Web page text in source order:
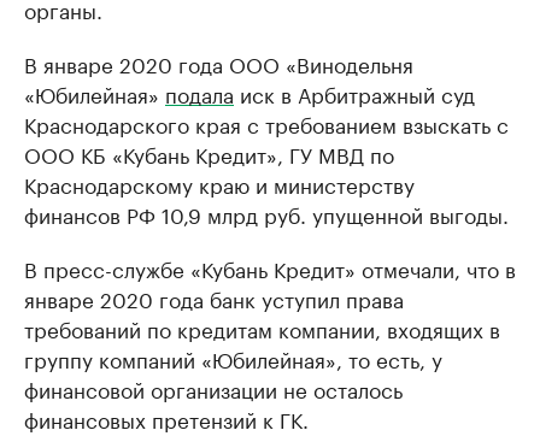
органы.
В январе 2020 года ООО «Винодельня
«Юбилейная» подала иск в Арбитражный суд
Краснодарского края с требованием взыскать с
ООО КБ «Кубань Кредит», ГУ МВД по
Краснодарскому краю и министерству
финансов РФ 10,9 млрд руб. упущенной выгоды.
В пресс-службе «Кубань Кредит» отмечали, что в
январе 2020 года банк уступил права
требований по кредитам компании, входящих в
группу компаний «Юбилейная», то есть, у
финансовой организации не осталось
финансовых претензий к ГК.